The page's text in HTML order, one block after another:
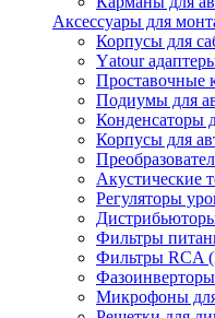
Аксессуары для
Корпусы для
Yаtour
Проставочные
Подиумы для
Конденсаторы
Корпусы для
Акустические
Регуляторы
Фильтры
Фильтры RCA
Микрофоны